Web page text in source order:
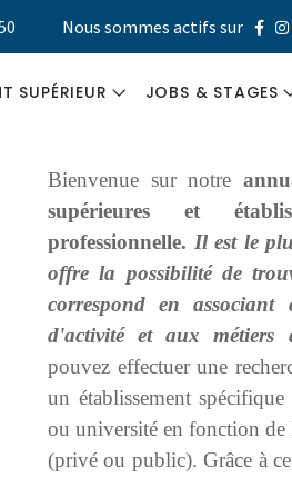
Nous sommes actifs sur
SUPÉRIEUR JOBS & STAGES
GUIDE MÉTIERS
CV DESIGNER
STAGES &
Bienvenue sur notre
supérieures et
professionnelle. Il est le
offre la possibilité de
correspond en associant
d'activité et aux métiers
pouvez effectuer une
un établissement
ou université en fonction
(privé ou public). Grâce à